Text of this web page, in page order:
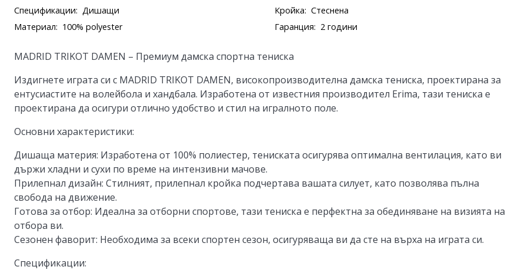
Спецификации: Дишащи Кройка: Стеснена
Материал: 100% polyester Гаранция: 2 години
MADRID TRIKOT DAMEN – Премиум дамска спортна тениска
Издигнете играта си с MADRID TRIKOT DAMEN, високопроизводителна дамска тениска, проектирана за
ентусиастите на волейбола и хандбала. Изработена от известния производител Erima, тази тениска е
проектирана да осигури отлично удобство и стил на игралното поле.
Основни характеристики:
Дишаща материя: Изработена от 100% полиестер, тениската осигурява оптимална вентилация, като ви
държи хладни и сухи по време на интензивни мачове.
Прилепнал дизайн: Стилният, прилепнал кройка подчертава вашата силует, като позволява пълна
свобода на движение.
Готова за отбор: Идеална за отборни спортове, тази тениска е перфектна за обединяване на визията на
отбора ви.
Сезонен фаворит: Необходима за всеки спортен сезон, осигуряваща ви да сте на върха на играта си.
Спецификации: